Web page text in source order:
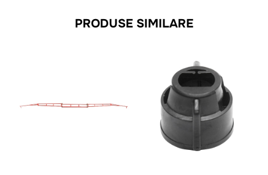
PRODUSE SIMILARE